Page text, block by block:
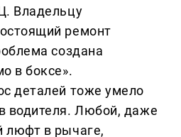
Владельцу
ремонт
создана
в боксе».
деталей тоже умело
водителя. Любой, даже
люфт в рычаге,